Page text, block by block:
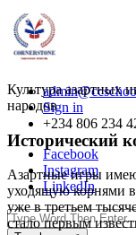
Sign in
+234 806 234
Facebook
Instagram
LinkedIn
Культура азартных
народов
Исторический
Азартные игры
уходящую корнями
уже в третьем
стало первым